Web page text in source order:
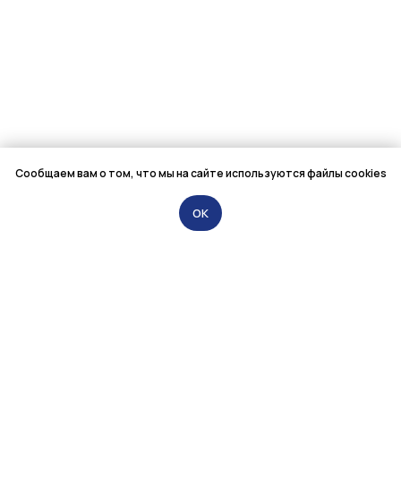
Сообщаем вам о том, что мы на сайте используются файлы cookies
OK